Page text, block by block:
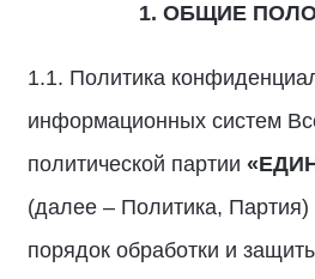
1. ОБЩИЕ
1.1. Политика
информационных систем
политической партии
(далее – Политика, Партия)
порядок обработки и